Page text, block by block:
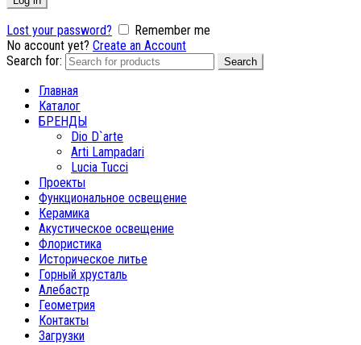
Lost your password?
Remember me
No account yet? Create an Account
Search for:
Search
Главная
Каталог
БРЕНДЫ
Dio D`arte
Arti Lampadari
Lucia Tucci
Проекты
Функциональное освещение
Керамика
Акустическое освещение
Флористика
Историческое литье
Горный хрусталь
Алебастр
Геометрия
Контакты
Загрузки